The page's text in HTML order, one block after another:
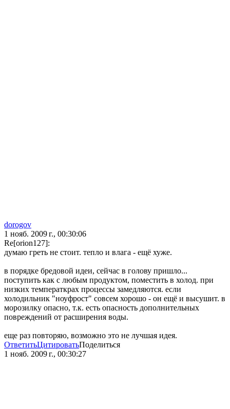
dorogov
1 нояб. 2009 г., 00:30:06
Re[orion127]:
думаю греть не стоит. тепло и влага - ещё хуже.
в порядке бредовой идеи, сейчас в голову пришло...
поступить как с любым продуктом, поместить в холод. при
низких температкрах процессы замедляются. если
холодильник "ноуфрост" совсем хорошо - он ещё и высушит. в
морозилку опасно, т.к. есть опасность дополнительных
повреждений от расширения воды.
еще раз повторяю, возможно это не лучшая идея.
ОтветитьЦитироватьПоделиться
1 нояб. 2009 г., 00:30:27